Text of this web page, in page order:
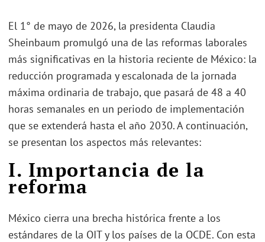
El 1° de mayo de 2026, la presidenta Claudia
Sheinbaum promulgó una de las reformas laborales
más significativas en la historia reciente de México: la
reducción programada y escalonada de la jornada
máxima ordinaria de trabajo, que pasará de 48 a 40
horas semanales en un periodo de implementación
que se extenderá hasta el año 2030. A continuación,
se presentan los aspectos más relevantes:
I. Importancia de la
reforma
México cierra una brecha histórica frente a los
estándares de la OIT y los países de la OCDE. Con esta